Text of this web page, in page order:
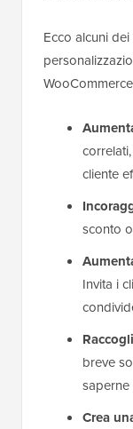
Ecco alcuni
cliente
sconto
Invita i
breve
Crea